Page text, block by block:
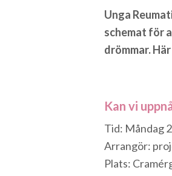
Unga
schemat för
drömmar.
Kan vi
Tid: Måndag
Arrangör:
Plats: